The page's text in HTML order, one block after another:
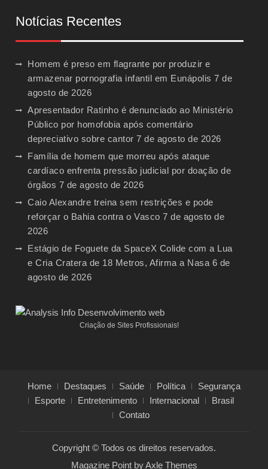
Notícias Recentes
Homem é preso em flagrante por produzir e
armazenar pornografia infantil em Eunápolis 7 de
agosto de 2026
Apresentador Ratinho é denunciado ao Ministério
Público por homofobia após comentário
depreciativo sobre cantor 7 de agosto de 2026
Família de homem que morreu após ataque
cardíaco enfrenta pressão judicial por doação de
órgãos 7 de agosto de 2026
Caio Alexandre treina sem restrições e pode
reforçar o Bahia contra o Vasco 7 de agosto de
2026
Estágio de Foguete da SpaceX Colide com a Lua
e Cria Cratera de 18 Metros, Afirma a Nasa 6 de
agosto de 2026
Criação de Sites Profissionais!
Home Destaques Saúde Política
Segurança
Esporte
Entretenimento Internacional
Brasil
Contato
Copyright © Todos os direitos reservados.
Magazine Point byAxle Themes